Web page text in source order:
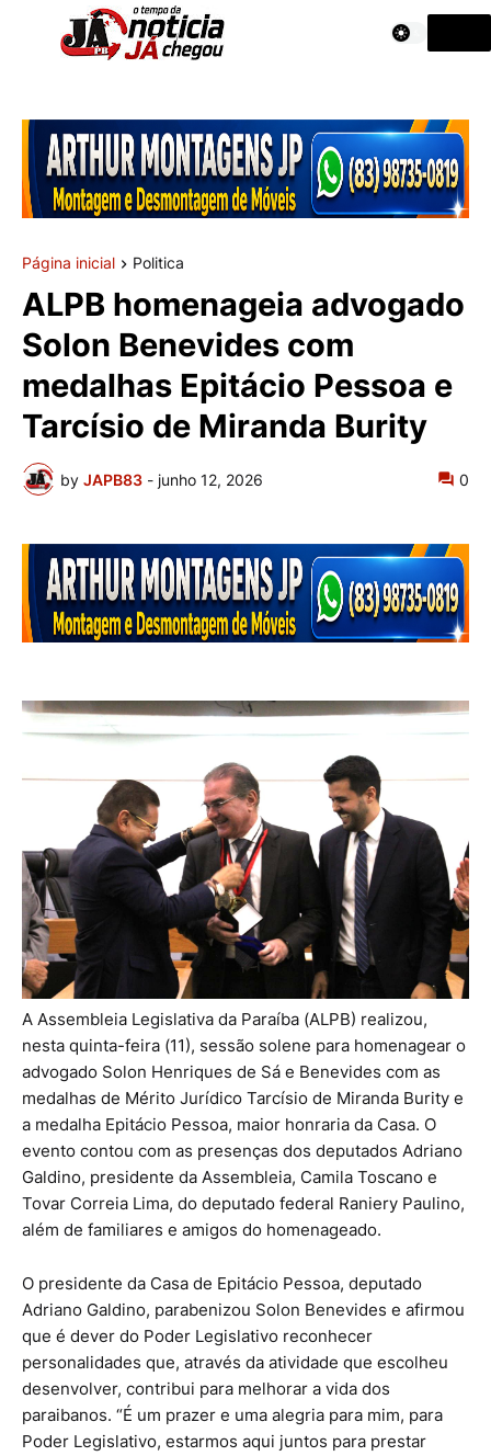
Página inicial Politica
ALPB homenageia advogado
Solon Benevides com
medalhas Epitácio Pessoa e
Tarcísio de Miranda Burity
by JAPB83 - junho 12, 2026 0
A Assembleia Legislativa da Paraíba (ALPB) realizou,
nesta quinta-feira (11), sessão solene para homenagear o
advogado Solon Henriques de Sá e Benevides com as
medalhas de Mérito Jurídico Tarcísio de Miranda Burity e
a medalha Epitácio Pessoa, maior honraria da Casa. O
evento contou com as presenças dos deputados Adriano
Galdino, presidente da Assembleia, Camila Toscano e
Tovar Correia Lima, do deputado federal Raniery Paulino,
além de familiares e amigos do homenageado.
O presidente da Casa de Epitácio Pessoa, deputado
Adriano Galdino, parabenizou Solon Benevides e afirmou
que é dever do Poder Legislativo reconhecer
personalidades que, através da atividade que escolheu
desenvolver, contribui para melhorar a vida dos
paraibanos. “É um prazer e uma alegria para mim, para
Poder Legislativo, estarmos aqui juntos para prestar